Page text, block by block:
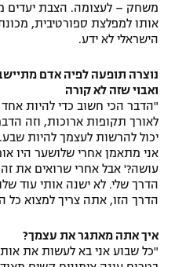
משחק – לעצומה. הצבת יעדים
אותו למפלצת ספורטיבית,
הישראלי לא ידע.
נוצרה תופעה לפיה אדם
ואבוי שזה לא קורה
"הדבר הכי חשוב כדי להיות
לאורך תקופות ארוכות, וזה
יכול להרשות לעצמך להיות
אני מתאמן אחרי שלושער היו
עושה?' אבל אחרי שרואים את
הדרך שלי. לא ישנה אותי עוד
הדרך הזו, אתה צריך למצוא כל
איך אתה מאתגר את עצמך?
"כל שבוע אני בא לעשות את